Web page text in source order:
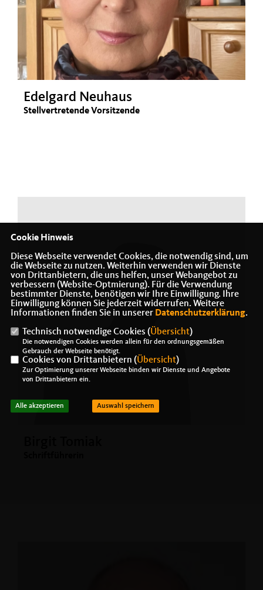
Edelgard Neuhaus
Stellvertretende Vorsitzende
Cookie Hinweis
Diese Webseite verwendet Cookies, die notwendig sind, um
die Webseite zu nutzen. Weiterhin verwenden wir Dienste
von Drittanbietern, die uns helfen, unser Webangebot zu
verbessern (Website-Optmierung). Für die Verwendung
bestimmter Dienste, benötigen wir Ihre Einwilligung. Ihre
Einwilligung können Sie jederzeit widerrufen. Weitere
Informationen finden Sie in unserer Datenschutzerklärung.
Technisch notwendige Cookies (Übersicht)
Die notwendigen Cookies werden allein für den ordnungsgemäßen
Gebrauch der Webseite benötigt.
Cookies von Drittanbietern (Übersicht)
Zur Optimierung unserer Webseite binden wir Dienste und Angebote
von Drittanbietern ein.
Alle akzeptieren Auswahl speichern